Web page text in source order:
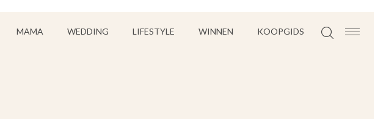
MAMA WEDDING LIFESTYLE WINNEN KOOPGIDS